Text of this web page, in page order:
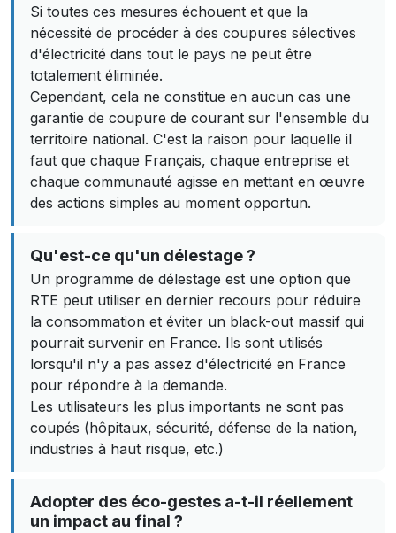
Si toutes ces mesures échouent et que la
nécessité de procéder à des coupures sélectives
d'électricité dans tout le pays ne peut être
totalement éliminée.
Cependant, cela ne constitue en aucun cas une
garantie de coupure de courant sur l'ensemble du
territoire national. C'est la raison pour laquelle il
faut que chaque Français, chaque entreprise et
chaque communauté agisse en mettant en œuvre
des actions simples au moment opportun.
Qu'est-ce qu'un délestage ?
Un programme de délestage est une option que
RTE peut utiliser en dernier recours pour réduire
la consommation et éviter un black-out massif qui
pourrait survenir en France. Ils sont utilisés
lorsqu'il n'y a pas assez d'électricité en France
pour répondre à la demande.
Les utilisateurs les plus importants ne sont pas
coupés (hôpitaux, sécurité, défense de la nation,
industries à haut risque, etc.)
Adopter des éco-gestes a-t-il réellement
un impact au final ?